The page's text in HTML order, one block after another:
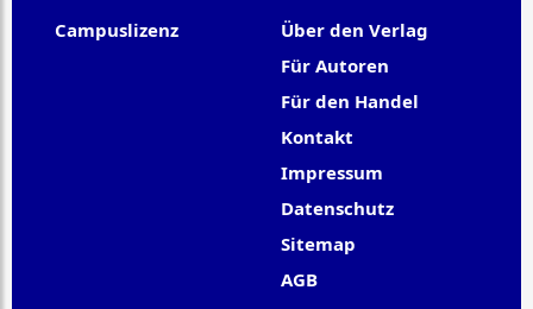
Campuslizenz
Über den Verlag
Für Autoren
Für den Handel
Kontakt
Impressum
Datenschutz
Sitemap
AGB